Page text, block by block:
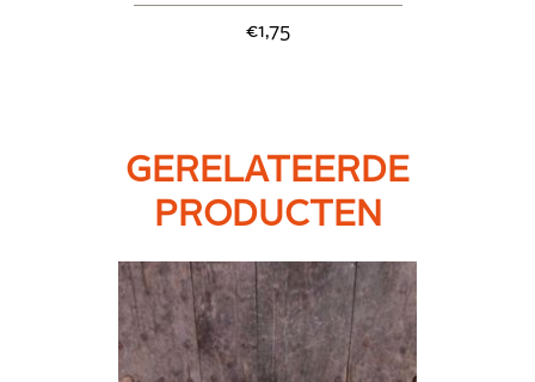
€1,75
GERELATEERDE
PRODUCTEN